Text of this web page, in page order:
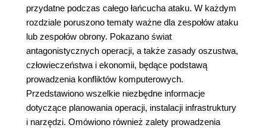
przydatne podczas całego łańcucha ataku. W każdym
rozdziale poruszono tematy ważne dla zespołów ataku
lub zespołów obrony. Pokazano świat
antagonistycznych operacji, a także zasady oszustwa,
człowieczeństwa i ekonomii, będące podstawą
prowadzenia konfliktów komputerowych.
Przedstawiono wszelkie niezbędne informacje
dotyczące planowania operacji, instalacji infrastruktury
i narzędzi. Omówiono również zalety prowadzenia